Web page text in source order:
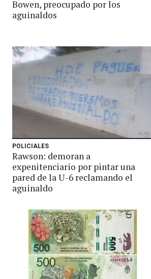
Bowen, preocupado por los
aguinaldos
POLICIALES
Rawson: demoran a
expenitenciario por pintar una
pared de la U-6 reclamando el
aguinaldo